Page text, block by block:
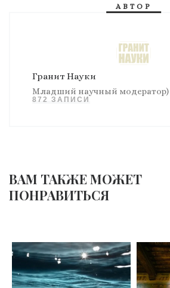
АВТОР
Гранит Науки
Младший научный модератор)
872 ЗАПИСИ
ВАМ ТАКЖЕ МОЖЕТ
ПОНРАВИТЬСЯ